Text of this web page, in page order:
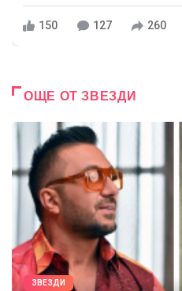
150 127 260
ОЩЕ ОТ ЗВЕЗДИ
ЗВЕЗДИ